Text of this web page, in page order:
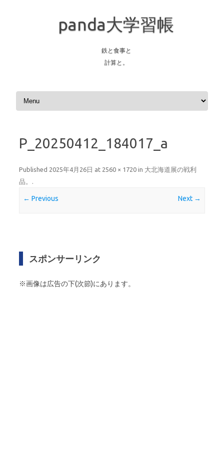
panda大学習帳
鉄と食事と
計算と。
Skip to content
P_20250412_184017_a
Published 2025年4月26日 at 2560 × 1720 in 大北海道展の戦利
品。 .
← Previous Next →
スポンサーリンク
※画像は広告の下(次節)にあります。